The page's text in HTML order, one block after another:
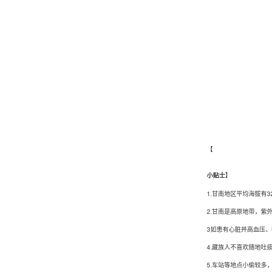
【
小贴士】
1.甘南地区平均海拔有
2.甘南是高原地带，紫
3如患有心脏并高血压
4.藏族人不喜欢随地吐
5.车站等地点小偷较多